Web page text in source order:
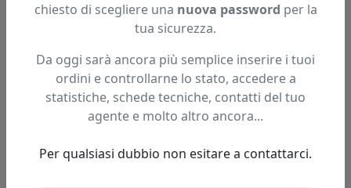
chiesto di scegliere una nuova password per la
tua sicurezza.
Da oggi sarà ancora più semplice inserire i tuoi
ordini e controllarne lo stato, accedere a
statistiche, schede tecniche, contatti del tuo
agente e molto altro ancora...
Per qualsiasi dubbio non esitare a contattarci.